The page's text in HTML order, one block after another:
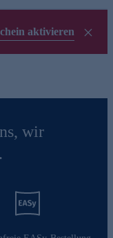
aktivieren
wir